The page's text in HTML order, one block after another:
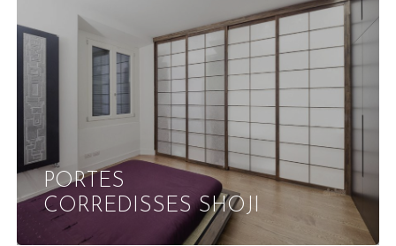
PORTES
CORREDISSES SHOJI